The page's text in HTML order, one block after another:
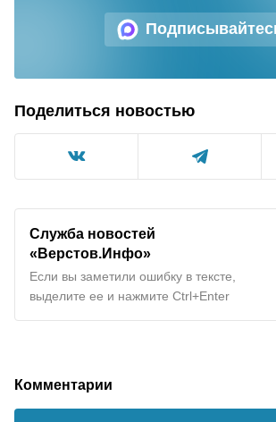
Поделиться новостью
Служба новостей
«Верстов.Инфо»
Если вы заметили ошибку в тексте,
выделите ее и нажмите Ctrl+Enter
Комментарии